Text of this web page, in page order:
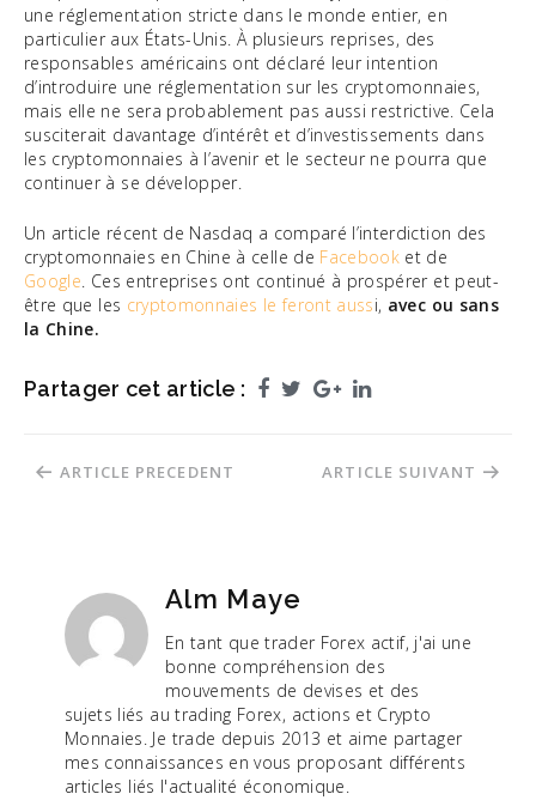
une réglementation stricte dans le monde entier, en
particulier aux États-Unis. À plusieurs reprises, des
responsables américains ont déclaré leur intention
d’introduire une réglementation sur les cryptomonnaies,
mais elle ne sera probablement pas aussi restrictive. Cela
susciterait davantage d’intérêt et d’investissements dans
les cryptomonnaies à l’avenir et le secteur ne pourra que
continuer à se développer.
Un article récent de Nasdaq a comparé l’interdiction des
cryptomonnaies en Chine à celle de Facebook et de
Google. Ces entreprises ont continué à prospérer et peut-
être que les cryptomonnaies le feront aussi, avec ou sans
la Chine.
Partager cet article : Facebook
TwitterGoogle+LinkedIn
Navigation
ARTICLE PRECEDENT ARTICLE SUIVANT
Alm Maye
En tant que trader Forex actif, j'ai une
bonne compréhension des
mouvements de devises et des
sujets liés au trading Forex, actions et Crypto
Monnaies. Je trade depuis 2013 et aime partager
mes connaissances en vous proposant différents
articles liés l'actualité économique.